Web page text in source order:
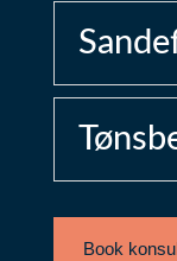
Book